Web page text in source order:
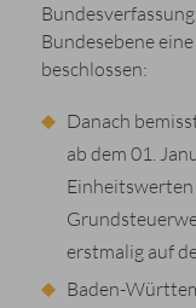
Bundesebene
beschlossen:
Danach
ab dem 01.
erstmalig auf
Baden-